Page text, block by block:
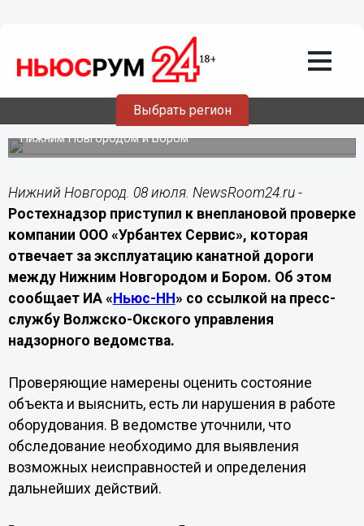
Выбрать регион
Ростехнадзор начал проверку после
остановки канатной дороги в Нижнем
Специалисты оценят состояние оборудования и
возможные причины остановки переправы между
Нижним Новгородом и Бором
Нижний Новгород. 08 июля. NewsRoom24.ru -
Ростехнадзор приступил к внеплановой проверке
компании ООО «Урбантех Сервис», которая
отвечает за эксплуатацию канатной дороги
между Нижним Новгородом и Бором. Об этом
сообщает ИА « Ньюс-НН » со ссылкой на пресс-
службу Волжско-Окского управления
надзорного ведомства.
Проверяющие намерены оценить состояние
объекта и выяснить, есть ли нарушения в работе
оборудования. В ведомстве уточнили, что
обследование необходимо для выявления
возможных неисправностей и определения
дальнейших действий.